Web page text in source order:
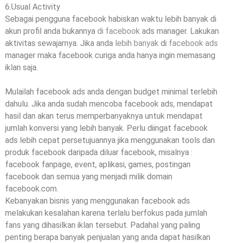
6.Usual Activity
Sebagai pengguna facebook habiskan waktu lebih banyak di
akun profil anda bukannya di facebook ads manager. Lakukan
aktivitas sewajarnya. Jika anda lebih banyak di facebook ads
manager maka facebook curiga anda hanya ingin memasang
iklan saja.
Mulailah facebook ads anda dengan budget minimal terlebih
dahulu. Jika anda sudah mencoba facebook ads, mendapat
hasil dan akan terus memperbanyaknya untuk mendapat
jumlah konversi yang lebih banyak. Perlu diingat facebook
ads lebih cepat persetujuannya jika menggunakan tools dan
produk facebook daripada diluar facebook, misalnya :
facebook fanpage, event, aplikasi, games, postingan
facebook dan semua yang menjadi milik domain
facebook.com.
Kebanyakan bisnis yang menggunakan facebook ads
melakukan kesalahan karena terlalu berfokus pada jumlah
fans yang dihasilkan iklan tersebut. Padahal yang paling
penting berapa banyak penjualan yang anda dapat hasilkan